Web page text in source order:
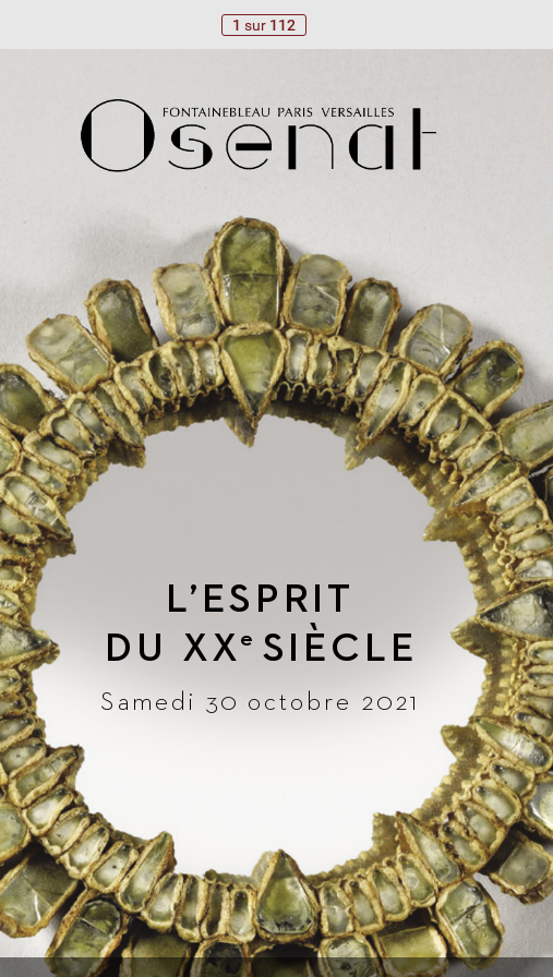
1 sur 112
L’ESPRIT
DU
XXe SIÈ CLE
Samedi 30 octobre 2021